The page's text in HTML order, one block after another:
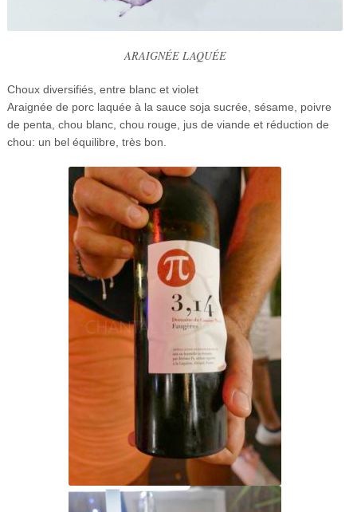
ARAIGNÉE LAQUÉE
Choux diversifiés, entre blanc et violet
Araignée de porc laquée à la sauce soja sucrée, sésame, poivre
de penta, chou blanc, chou rouge, jus de viande et réduction de
chou: un bel équilibre, très bon.